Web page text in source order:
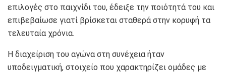
επιλογές στο παιχνίδι του, έδειξε την ποιότητά του και
επιβεβαίωσε γιατί βρίσκεται σταθερά στην κορυφή τα
τελευταία χρόνια.
Η διαχείριση του αγώνα στη συνέχεια ήταν
υποδειγματική, στοιχείο που χαρακτηρίζει ομάδες με